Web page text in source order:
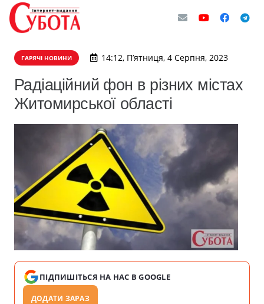
ГАРЯЧІ НОВИНИ 14:12, П’ятниця, 4 Серпня, 2023
Радіаційний фон в різних містах
Житомирської області
ПІДПИШІТЬСЯ НА НАС В GOOGLE
ДОДАТИ ЗАРАЗ